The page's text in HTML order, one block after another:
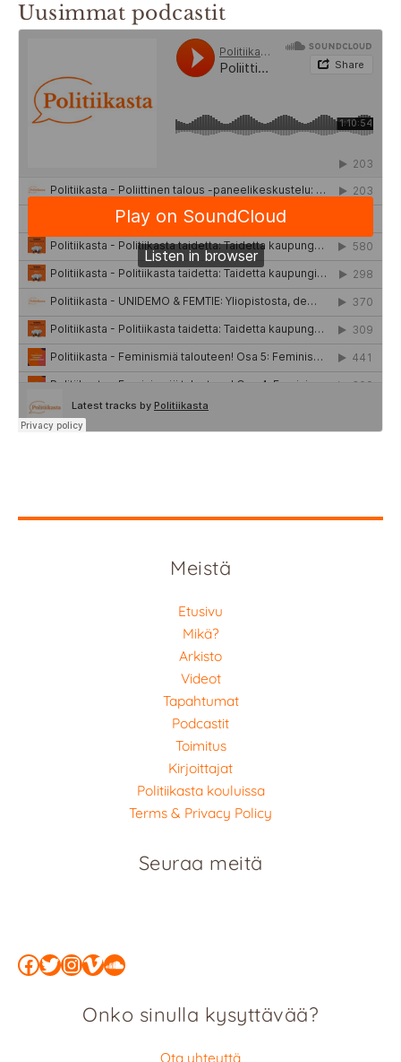
Uusimmat podcastit
Meistä
Etusivu
Mikä?
Arkisto
Videot
Tapahtumat
Podcastit
Toimitus
Kirjoittajat
Politiikasta kouluissa
Terms & Privacy Policy
Seuraa meitä
Facebook
Twitter
Instagram
Vimeo
SoundCloud
Onko sinulla kysyttävää?
Ota yhteyttä